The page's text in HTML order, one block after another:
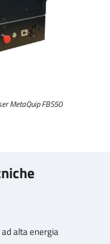
MetaQuip FBS50
alta energia